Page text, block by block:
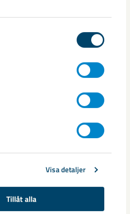
Visa detaljer
Tillåt alla
upptäckte en
uppleva handboll på hög nivå
Sverige, Norge, Portugal och
...